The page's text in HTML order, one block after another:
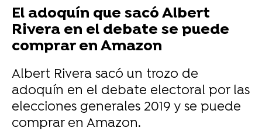
El adoquín que sacó Albert
Rivera en el debate se puede
comprar en Amazon
Albert Rivera sacó un trozo de
adoquín en el debate electoral por las
elecciones generales 2019 y se puede
comprar en Amazon.